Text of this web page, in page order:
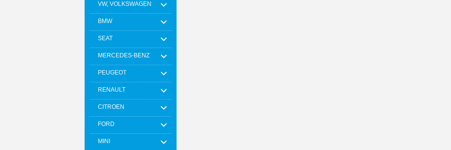
VW, VOLKSWAGEN
BMW
SEAT
MERCEDES-BENZ
PEUGEOT
RENAULT
CITROEN
FORD
MINI